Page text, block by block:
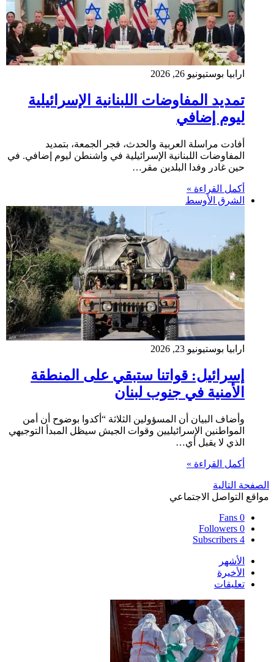
ارابيا بوستيونيو 26, 2026
تمديد المفاوضات اللبنانية الإسرائيلية
ليوم إضافي
أفادت مراسلة العربية والحدث، فجر الجمعة، بتمديد
المفاوضات اللبنانية الإسرائيلية في واشنطن ليوم إضافي. في
حين غادر وفدا البلدين مقر…
أكمل القراءة »
الشرق الأوسط
ارابيا بوستيونيو 23, 2026
إسرائيل: قواتنا ستبقي على المنطقة
الأمنية في جنوب لبنان
وأضاف ⁠البيان أن المسؤولين الثلاثة “أكدوا ⁠بوضوح أن أمن
المواطنين ⁠الإسرائيليين وقوات الجيش سيظل المبدأ التوجيهي
الذي لا يقبل أي…
أكمل القراءة »
الصفحة التالية
مواقع التواصل الاجتماعي
0
Fans
0
Followers
4
Subscribers
الأشهر
الأخيرة
تعليقات